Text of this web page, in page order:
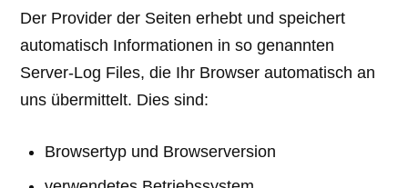
Der Provider der Seiten erhebt und speichert
automatisch Informationen in so genannten
Server-Log Files, die Ihr Browser automatisch an
uns übermittelt. Dies sind:
Browsertyp und Browserversion